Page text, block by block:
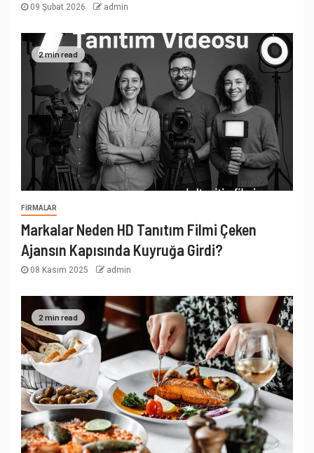
09 Şubat 2026 admin
2 min read
FIRMALAR
Markalar Neden HD Tanıtım Filmi Çeken
Ajansın Kapısında Kuyruğa Girdi?
08 Kasım 2025 admin
2 min read